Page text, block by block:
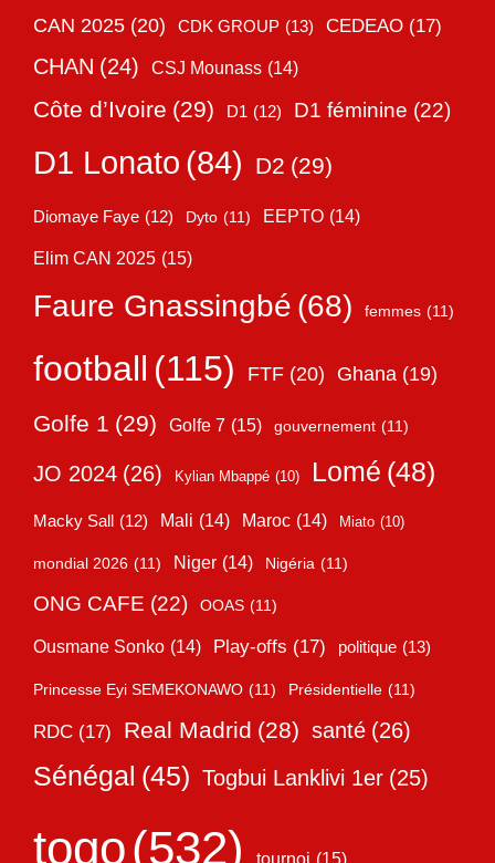
CAN 2025 (20) CDK GROUP (13) CEDEAO (17)
CHAN (24) CSJ Mounass (14)
Côte d’Ivoire (29) D1 (12) D1 féminine (22)
D1 Lonato (84) D2 (29)
Diomaye Faye (12) Dyto (11) EEPTO (14)
Elim CAN 2025 (15)
Faure Gnassingbé (68) femmes (11)
football (115) FTF (20) Ghana (19)
Golfe 1 (29) Golfe 7 (15) gouvernement (11)
JO 2024 (26) Kylian Mbappé (10) Lomé (48)
Macky Sall (12) Mali (14) Maroc (14) Miato (10)
mondial 2026 (11) Niger (14) Nigéria (11)
ONG CAFE (22) OOAS (11)
Ousmane Sonko (14) Play-offs (17) politique (13)
Princesse Eyi SEMEKONAWO (11) Présidentielle (11)
RDC (17) Real Madrid (28) santé (26)
Sénégal (45) Togbui Lanklivi 1er (25)
togo(532) tournoi (15)